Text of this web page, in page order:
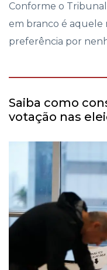
Conforme o
em branco é aquele
preferência por
Saiba como
votação nas